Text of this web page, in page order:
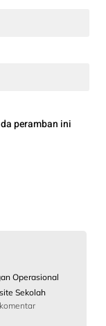
peramban ini
Operasional
Sekolah